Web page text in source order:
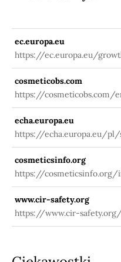
ec.europa.eu
https://ec.europa.eu/
databases/cosing/
cosmeticobs.com
https://
officinalis-leaf-oil-117
echa.europa.eu
https://echa.europa.eu/pl/
information/-/
cosmeticsinfo.org
https://
officinalis-rosemary-leaf-
www.cir-safety.org
https://www.cir-safety.org/